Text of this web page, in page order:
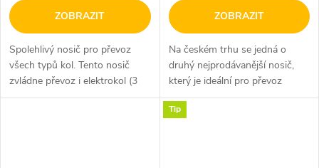
ZOBRAZIT
Spolehlivý nosič pro převoz
všech typů kol. Tento nosič
zvládne převoz i elektrokol (3
ks). Jeho léty prověřená
ZOBRAZIT
Na českém trhu se jedná o
druhý nejprodávanější nosič,
který je ideální pro převoz
větších kol a elektrokol.
Samozřejmostí je převoz i
Tip